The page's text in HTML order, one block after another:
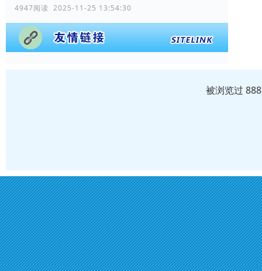
4947阅读 2025-11-25 13:54:30
被浏览过